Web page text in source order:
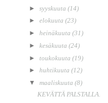
► syyskuuta (14)
► elokuuta (23)
► heinäkuuta (31)
► kesäkuuta (24)
► toukokuuta (19)
► huhtikuuta (12)
▼
maaliskuuta (8)
KEVÄTTÄ PALSTALLA.